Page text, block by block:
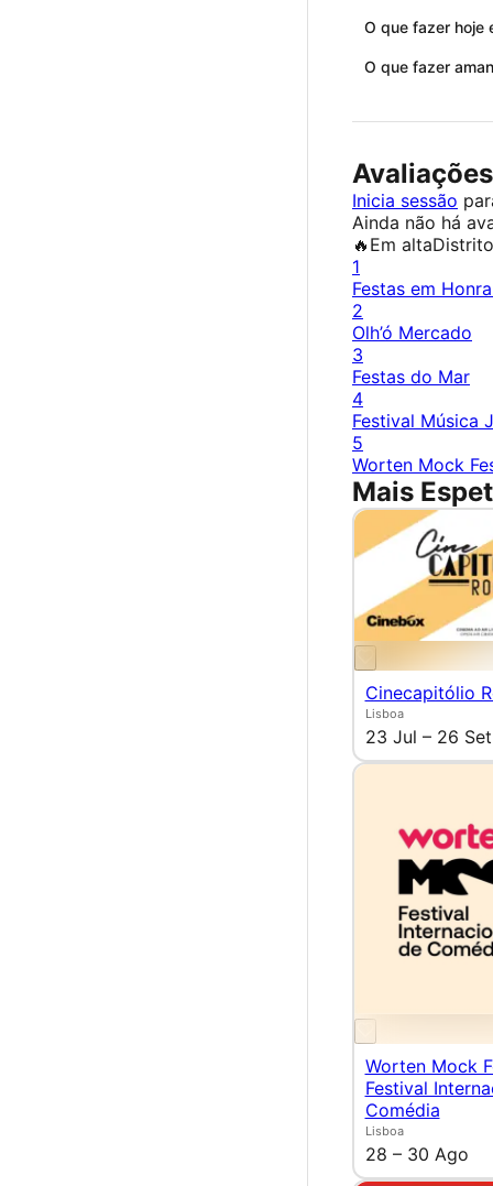
O que fazer hoje
O que fazer
Avaliações
Inicia sessão
Ainda não há
🔥 Em alta
1
Festas em
2
Olh’ó Mercado
3
Festas do Mar
4
Festival Música
5
Worten Mock
Mais
Cinecapitólio
Lisboa
23 Jul – 26 Set
Worten Mock
Festival
Comédia
Lisboa
28 – 30 Ago